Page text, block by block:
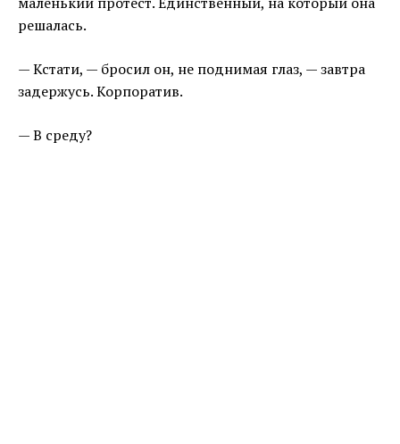
решалась.
— Кстати, — бросил он, не поднимая глаз, — завтра
задержусь. Корпоратив.
— В среду?